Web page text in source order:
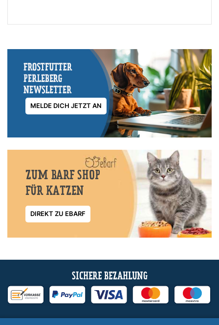
MELDE DICH JETZT AN
ZUM BARF SHOP
FÜR KATZEN
DIREKT ZU EBARF
SICHERE BEZAHLUNG